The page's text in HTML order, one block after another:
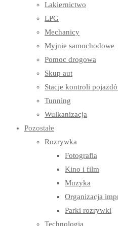
Lakiernictwo
LPG
Mechanicy
Myjnie samochodowe
Pomoc drogowa
Skup aut
Stacje kontroli
Tunning
Wulkanizacja
Pozostałe
Rozrywka
Fotografia
Kino i film
Muzyka
Organizacja
Parki rozrywki
Technologia